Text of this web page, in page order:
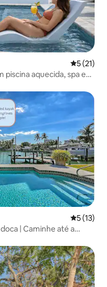
5 de uma
5 (21)
piscina aquecida, spa e
5 de uma
5 (13)
| Caminhe até a
hóspedes